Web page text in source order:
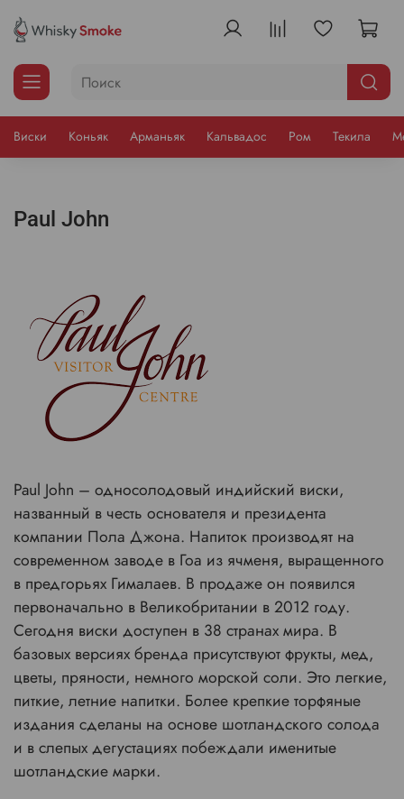
Виски Коньяк Арманьяк Кальвадос Ром Текила
Paul John
Paul John – односолодовый индийский виски,
названный в честь основателя и президента
компании Пола Джона. Напиток производят на
современном заводе в Гоа из ячменя, выращенного
в предгорьях Гималаев. В продаже он появился
первоначально в Великобритании в 2012 году.
Сегодня виски доступен в 38 странах мира. В
базовых версиях бренда присутствуют фрукты, мед,
цветы, пряности, немного морской соли. Это легкие,
питкие, летние напитки. Более крепкие торфяные
издания сделаны на основе шотландского солода
и в слепых дегустациях побеждали именитые
шотландские марки.